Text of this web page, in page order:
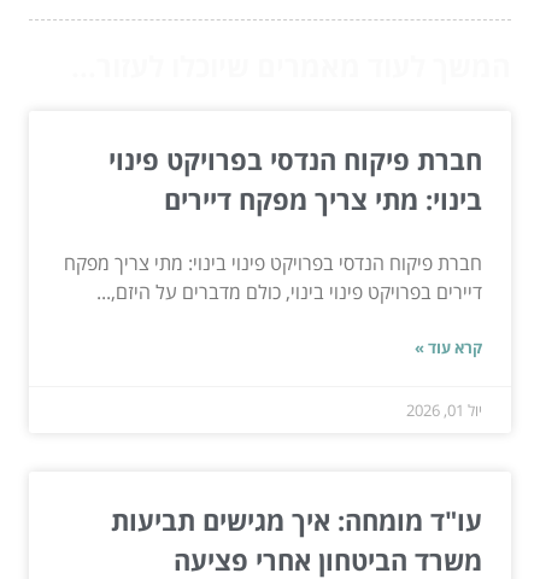
חברת פיקוח הנדסי בפרויקט פינוי
בינוי: מתי צריך מפקח דיירים
חברת פיקוח הנדסי בפרויקט פינוי בינוי: מתי צריך מפקח
דיירים בפרויקט פינוי בינוי, כולם מדברים על היזם,...
קרא עוד »
יול 01, 2026
עו"ד מומחה: איך מגישים תביעות
משרד הביטחון אחרי פציעה